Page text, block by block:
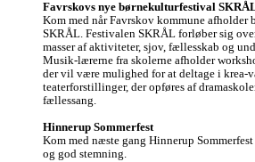
Favrskovs nye børnekulturfestival
Kom med når Favrskov kommune afholder
SKRÅL. Festivalen SKRÅL forløber sig
masser af aktiviteter, sjov, fællesskab og
Musik-lærerne fra skolerne afholder
der vil være mulighed for at deltage i krea-
teaterforstillinger, der opføres af
fællessang.
Hinnerup Sommerfest
Kom med næste gang Hinnerup
og god stemning.